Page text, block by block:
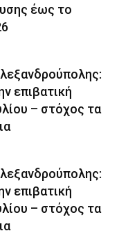
έως το
επιβατική
– στόχος τα
επιβατική
– στόχος τα